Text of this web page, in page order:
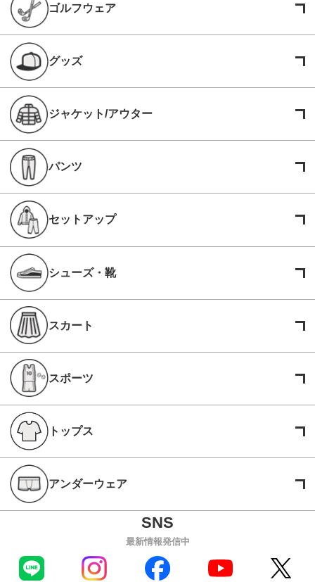
ゴルフウェア
グッズ
ジャケット/アウター
パンツ
セットアップ
シューズ・靴
スカート
スポーツ
トップス
アンダーウェア
最新情報発信中